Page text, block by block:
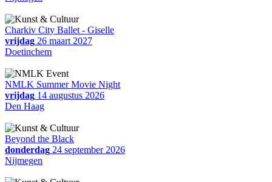
Charkiv City Ballet - Giselle
vrijdag 26 maart 2027
Doetinchem
NMLK Summer Movie Night
vrijdag 14 augustus 2026
Den Haag
Beyond the Black
donderdag 24 september 2026
Nijmegen